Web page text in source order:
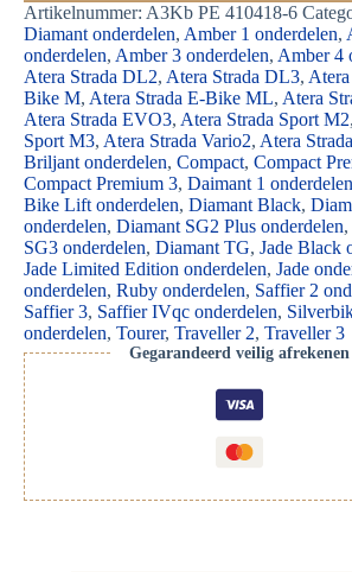
Artikelnummer: A3Kb PE 410418-6
Diamant onderdelen, Amber 1 onderdelen,
onderdelen, Amber 3 onderdelen, Amber 4
Atera Strada DL2, Atera Strada DL3,
Bike M, Atera Strada E-Bike ML, Atera
Atera Strada EVO3, Atera Strada Sport M2,
Sport M3, Atera Strada Vario2, Atera
Briljant onderdelen, Compact, Compact
Compact Premium 3, Daimant 1 onderdelen
Bike Lift onderdelen, Diamant Black,
onderdelen, Diamant SG2 Plus onderdelen,
SG3 onderdelen, Diamant TG, Jade Black
Jade Limited Edition onderdelen, Jade
onderdelen, Ruby onderdelen, Saffier 2
Saffier 3, Saffier IVqc onderdelen,
onderdelen, Tourer, Traveller 2, Traveller 3
Gegarandeerd veilig afrekenen